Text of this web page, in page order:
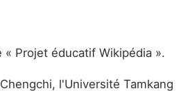
Projet éducatif Wikipédia ».
l'Université Tamkang